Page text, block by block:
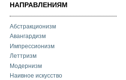
НАПРАВЛЕНИЯМ
Абстракционизм
Авангардизм
Импрессионизм
Леттризм
Модернизм
Наивное искусство